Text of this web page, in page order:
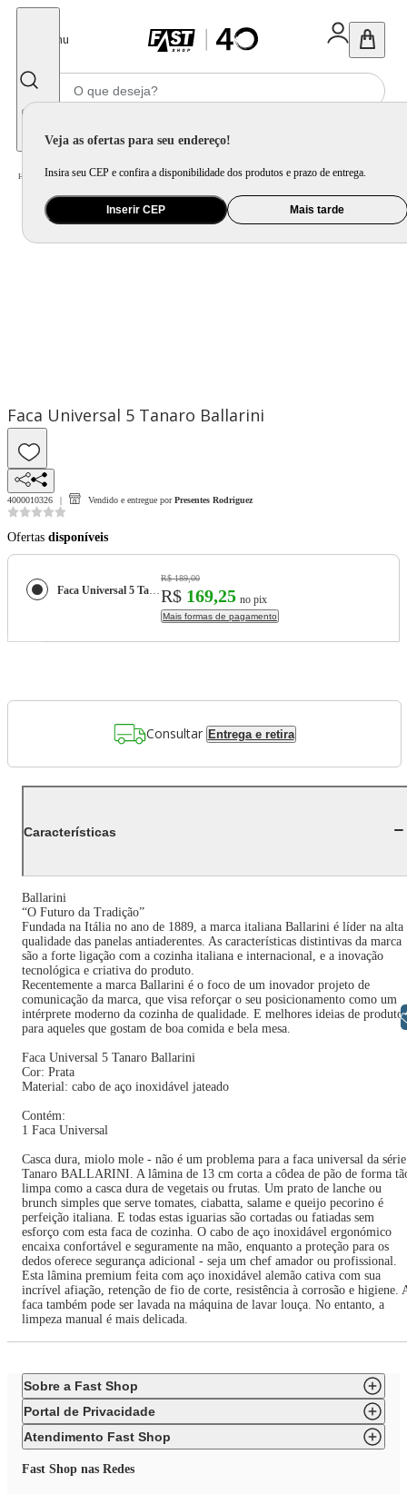
Menu
Veja as ofertas para seu endereço!
Insira seu CEP e confira a disponibilidade dos produtos e prazo de entrega.
Inserir CEP Mais tarde
Home Utilidade Doméstica Cozinha / Cepo, Faca e Afiador
Faca Universal 5 Tanaro Ballarini
4000010326 Vendido e entregue por Presentes Rodriguez
Ofertas disponíveis
Faca Universal 5 Tanaro Ballarini
R$ 189,00
R$ 169,25 no pix
Mais formas de pagamento
Consultar Entrega e retira
Características
Ballarini
“O Futuro da Tradição”
Fundada na Itália no ano de 1889, a marca italiana Ballarini é líder na alta
qualidade das panelas antiaderentes. As características distintivas da marca
são a forte ligação com a cozinha italiana e internacional, e a inovação
tecnológica e criativa do produto.
Recentemente a marca Ballarini é o foco de um inovador projeto de
comunicação da marca, que visa reforçar o seu posicionamento como um
intérprete moderno da cozinha de qualidade. E melhores ideias de produtos
para aqueles que gostam de boa comida e bela mesa.
Faca Universal 5 Tanaro Ballarini
Cor: Prata
Material: cabo de aço inoxidável jateado
Contém:
1 Faca Universal
Casca dura, miolo mole - não é um problema para a faca universal da série
Tanaro BALLARINI. A lâmina de 13 cm corta a côdea de pão de forma
limpa como a casca dura de vegetais ou frutas. Um prato de lanche ou
brunch simples que serve tomates, ciabatta, salame e queijo pecorino é
perfeição italiana. E todas estas iguarias são cortadas ou fatiadas sem
esforço com esta faca de cozinha. O cabo de aço inoxidável ergonómico
encaixa confortável e seguramente na mão, enquanto a proteção para os
dedos oferece segurança adicional - seja um chef amador ou profissional.
Esta lâmina premium feita com aço inoxidável alemão cativa com sua
incrível afiação, retenção de fio de corte, resistência à corrosão e higiene.
faca também pode ser lavada na máquina de lavar louça. No entanto, a
limpeza manual é mais delicada.
Sobre a Fast Shop
Portal de Privacidade
Atendimento Fast Shop
Fast Shop nas Redes
Libras